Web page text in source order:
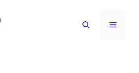
MENU